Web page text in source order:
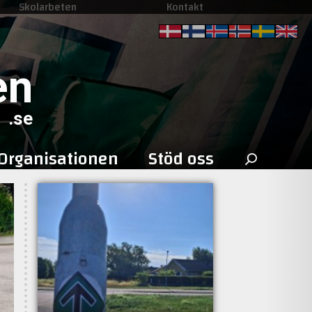
Skolarbeten Kontakt
.se
Stöd oss Sök
efter: